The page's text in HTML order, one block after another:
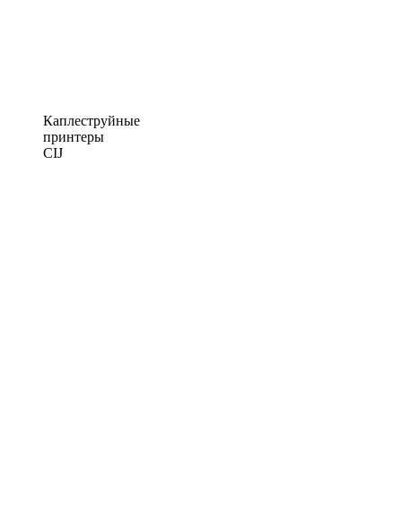
Каплеструйные
принтеры
CIJ